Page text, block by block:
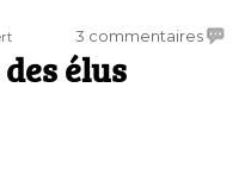
3 commentairessur
élus